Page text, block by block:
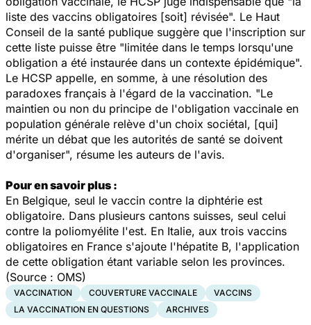
liste des vaccins obligatoires [soit] révisée". Le Haut
Conseil de la santé publique suggère que l'inscription sur
cette liste puisse être "limitée dans le temps lorsqu'une
obligation a été instaurée dans un contexte épidémique".
Le HCSP appelle, en somme, à une résolution des
paradoxes français à l'égard de la vaccination. "Le
maintien ou non du principe de l'obligation vaccinale en
population générale relève d'un choix sociétal, [qui]
mérite un débat que les autorités de santé se doivent
d'organiser", résume les auteurs de l'avis.
Pour en savoir plus :
En Belgique, seul le vaccin contre la diphtérie est
obligatoire. Dans plusieurs cantons suisses, seul celui
contre la poliomyélite l'est. En Italie, aux trois vaccins
obligatoires en France s'ajoute l'hépatite B, l'application
de cette obligation étant variable selon les provinces.
(Source : OMS)
VACCINATION COUVERTURE VACCINALE
VACCINS
LA VACCINATION EN QUESTIONS
ARCHIVES